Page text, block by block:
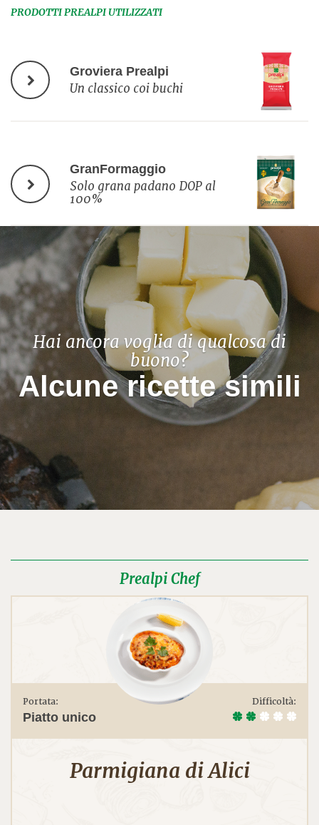
PRODOTTI PREALPI UTILIZZATI
Groviera Prealpi
Un classico coi buchi
GranFormaggio
Solo grana padano DOP al
100%
Hai ancora voglia di qualcosa di
buono?
Alcune ricette simili
Prealpi Chef
Portata:
Piatto unico
Difficoltà:
Parmigiana di Alici